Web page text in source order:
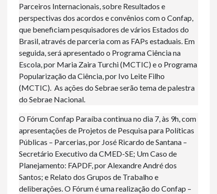
Parceiros Internacionais, sobre Resultados e
perspectivas dos acordos e convênios com o Confap,
que beneficiam pesquisadores de vários Estados do
Brasil, através de parceria com as FAPs estaduais. Em
seguida, será apresentado o Programa Ciência na
Escola, por Maria Zaira Turchi (MCTIC) e o Programa
Popularização da Ciência, por Ivo Leite Filho
(MCTIC). As ações do Sebrae serão tema de palestra
do Sebrae Nacional.
O Fórum Confap Paraíba continua no dia 7, às 9h, com
apresentações de Projetos de Pesquisa para Políticas
Públicas – Parcerias, por José Ricardo de Santana –
Secretário Executivo da CMED-SE; Um Caso de
Planejamento: FAPDF, por Alexandre André dos
Santos; e Relato dos Grupos de Trabalho e
deliberações. O Fórum é uma realização do Confap –